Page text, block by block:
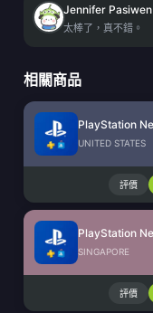
Jennifer Pasiwen
太棒了，真不錯。
相關商品
UNITED STATES
評價
SINGAPORE
評價